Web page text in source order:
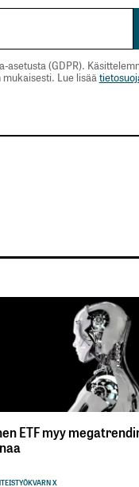
asetusta (GDPR).
Lue lisää
ETF myy
KVARN X